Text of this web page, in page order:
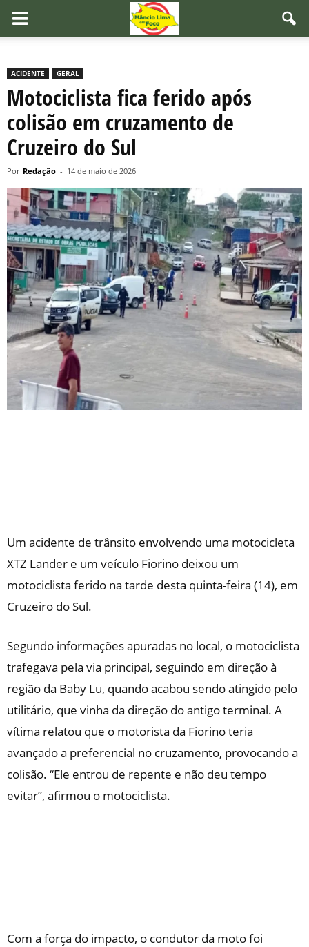
ACIDENTE GERAL
Motociclista fica ferido após
colisão em cruzamento de
Cruzeiro do Sul
Por Redação - 14 de maio de 2026
Um acidente de trânsito envolvendo uma motocicleta
XTZ Lander e um veículo Fiorino deixou um
motociclista ferido na tarde desta quinta-feira (14), em
Cruzeiro do Sul.
Segundo informações apuradas no local, o motociclista
trafegava pela via principal, seguindo em direção à
região da Baby Lu, quando acabou sendo atingido pelo
utilitário, que vinha da direção do antigo terminal. A
vítima relatou que o motorista da Fiorino teria
avançado a preferencial no cruzamento, provocando a
colisão. “Ele entrou de repente e não deu tempo
evitar”, afirmou o motociclista.
Com a força do impacto, o condutor da moto foi